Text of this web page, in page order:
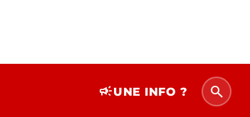
campaignUNE INFO ? search